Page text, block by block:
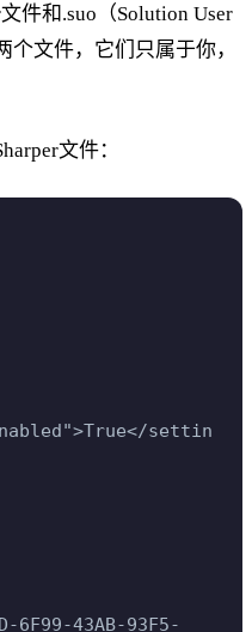
件和.suo（Solution User
文件，它们只属于你，
文件：
settin